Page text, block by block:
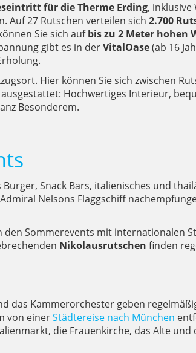
für die Therme Erding, inklusive
Auf 27 Rutschen verteilen sich 2.700
Sie sich aufbis zu 2 Meter hohen
gibt es in derVitalOase(ab 16
Hier können Sie sich zwischen
Hochwertiges Interieur,
Besonderem.
Snack Bars, italienisches und
Nelsons Flaggschiff
den Sommerevents mit internationalen
Nikolausrutschen finden
das Kammerorchester geben
von einerStädtereise nach München
die Frauenkirche, das Alte